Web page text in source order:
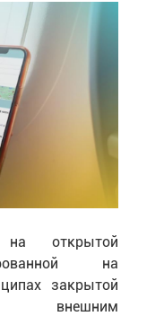
на открытой
на
закрытой
внешним